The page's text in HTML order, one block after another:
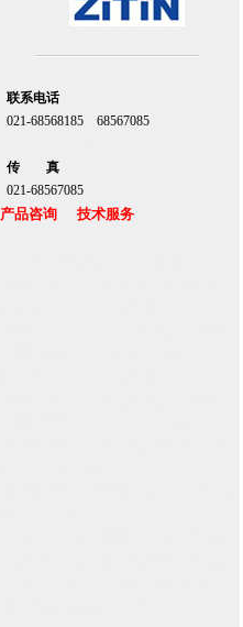
联系电话
021-68568185 68567085
传 真
021-68567085
产品咨询 技术服务